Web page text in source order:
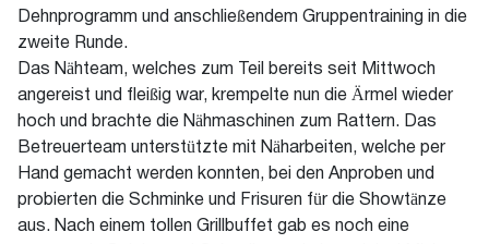
Dehnprogramm und anschließendem Gruppentraining in die
zweite Runde.
Das Nähteam, welches zum Teil bereits seit Mittwoch
angereist und fleißig war, krempelte nun die Ärmel wieder
hoch und brachte die Nähmaschinen zum Rattern. Das
Betreuerteam unterstützte mit Näharbeiten, welche per
Hand gemacht werden konnten, bei den Anproben und
probierten die Schminke und Frisuren für die Showtänze
aus. Nach einem tollen Grillbuffet gab es noch eine